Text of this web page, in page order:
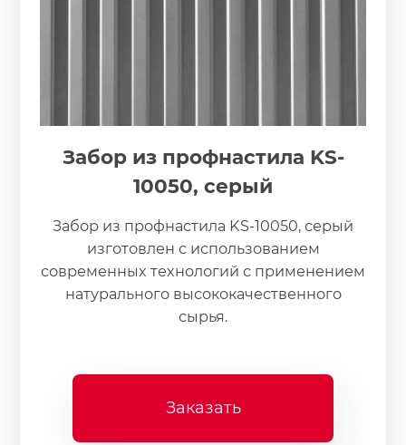
Забор из профнастила KS-
10050, серый
Забор из профнастила KS-10050, серый
изготовлен с использованием
современных технологий с применением
натурального высококачественного
сырья.
Заказать